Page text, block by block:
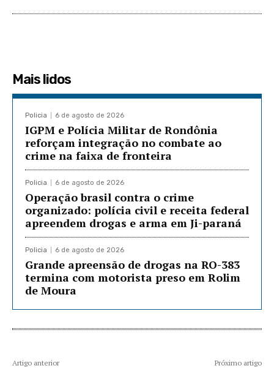
Mais lidos
Policia 6 de agosto de 2026
IGPM e Polícia Militar de Rondônia
reforçam integração no combate ao
crime na faixa de fronteira
Policia 6 de agosto de 2026
Operação brasil contra o crime
organizado: polícia civil e receita federal
apreendem drogas e arma em Ji-paraná
Policia 6 de agosto de 2026
Grande apreensão de drogas na RO-383
termina com motorista preso em Rolim
de Moura
Artigo anterior Próximo artigo